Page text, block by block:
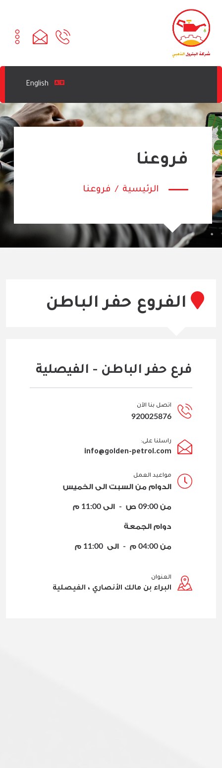
English
فروعنا
الرئيسية / فروعنا
الفروع حفر الباطن
فرع حفر الباطن - الفيصلية
اتصل بنا الآن
920025876
راسلنا على:
info@golden-petrol.com
مواعيد العمل
الدوام من السبت الى الخميس
من 09:00 ص - الى 11:00 م
دوام الجمعة
من 04:00 م - الى 11:00 م
العنوان
البراء بن مالك الأنصاري ، الفيصلية